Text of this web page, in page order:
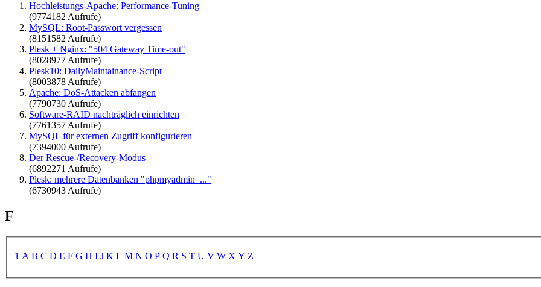
Hochleistungs-Apache: Performance-Tuning
(9774182 Aufrufe)
MySQL: Root-Passwort vergessen
(8151582 Aufrufe)
Plesk + Nginx: "504 Gateway Time-out"
(8028977 Aufrufe)
Plesk10: DailyMaintainance-Script
(8003878 Aufrufe)
Apache: DoS-Attacken abfangen
(7790730 Aufrufe)
Software-RAID nachträglich einrichten
(7761357 Aufrufe)
MySQL für externen Zugriff konfigurieren
(7394000 Aufrufe)
Der Rescue-/Recovery-Modus
(6892271 Aufrufe)
Plesk: mehrere Datenbanken "phpmyadmin_..."
(6730943 Aufrufe)
F
1 A B C D E F G H I J K L M N O P Q R S T U V W X Y Z